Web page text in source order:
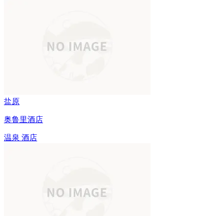
盐原
奥鲁里酒店
温泉 酒店